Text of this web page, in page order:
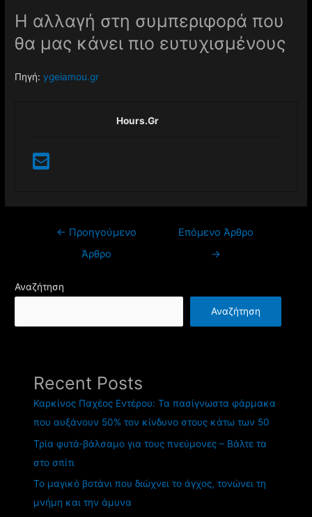
Η αλλαγή στη συμπεριφορά που
θα μας κάνει πιο ευτυχισμένους
Πηγή:ygeiamou.gr
Hours.gr
← Προηγούμενο
Άρθρο
Επόμενο Άρθρο
→
Αναζήτηση
Αναζήτηση
Recent Posts
Καρκίνος Παχέος Εντέρου: Τα πασίγνωστα φάρμακα
που αυξάνουν 50% τον κίνδυνο στους κάτω των 50
Τρία φυτά-βάλσαμο για τους πνεύμονες – Βάλτε τα
στο σπίτι
Το μαγικό βοτάνι που διώχνει το άγχος, τονώνει τη
μνήμη και την άμυνα